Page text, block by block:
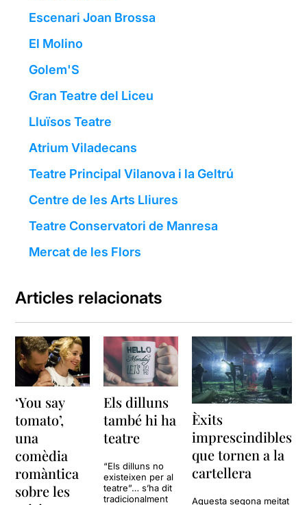
Escenari Joan Brossa
El Molino
Golem'S
Gran Teatre del Liceu
Lluïsos Teatre
Atrium Viladecans
Teatre Principal Vilanova i la Geltrú
Centre de les Arts Lliures
Teatre Conservatori de Manresa
Mercat de les Flors
Articles relacionats
‘You say
tomato’,
una
comèdia
romàntica
sobre les
Els dilluns
també hi ha
teatre
“Els dilluns no
existeixen per al
teatre”… s’ha dit
tradicionalment
Èxits
imprescindibles
que tornen a la
cartellera
Aquesta segona meitat